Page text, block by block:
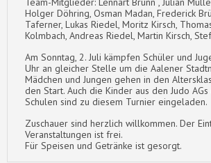
Holger Döhring, Osman Madan, Frederick
Taferner, Lukas Riedel, Moritz Kirsch,
Kolmbach, Andreas Riedel, Martin Kirsch,
Am Sonntag, 2. Juli kämpfen Schüler und
Uhr an gleicher Stelle um die Aalener
Mädchen und Jungen gehen in den
den Start. Auch die Kinder aus den Judo
Schulen sind zu diesem Turnier eingeladen.
Zuschauer sind herzlich willkommen. Der
Veranstaltungen ist frei.
Für Speisen und Getränke ist gesorgt.